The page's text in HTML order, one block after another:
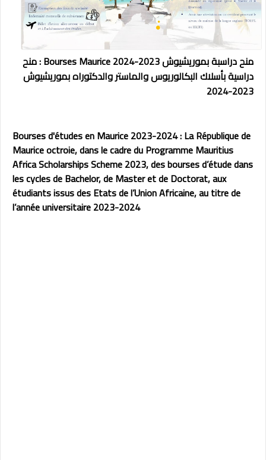
منح دراسبة بموريشيوش 2023-2024 Bourses Maurice :
منح
دراسية بأسلاك البكالوريوس والماستر والدكتوراه بموريشيوش
2023-2024
Bourses d'études en Maurice 2023-2024: LaRépublique de
Mauriceoctroie, dans le cadre duProgramme Mauritius
Africa Scholarships Scheme 2023, des bourses d’étude dans
lescycles de Bachelor, de Master et de Doctorat, aux
étudiants issus des Etats de l’Union Africaine, au titre de
l’année universitaire2023-2024